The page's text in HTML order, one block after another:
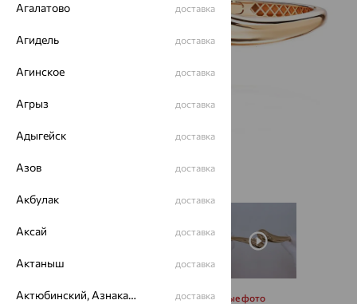
Запросить дополнительные фото
Агалатово доставка
Агидель доставка
Агинское доставка
Агрыз доставка
Адыгейск доставка
Азов доставка
Акбулак доставка
Аксай доставка
Актаныш доставка
Актюбинский, Азнакаевский район доставка